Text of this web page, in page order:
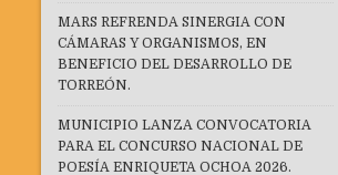
MARS REFRENDA SINERGIA CON
CÁMARAS Y ORGANISMOS, EN
BENEFICIO DEL DESARROLLO DE
TORREÓN.
MUNICIPIO LANZA CONVOCATORIA
PARA EL CONCURSO NACIONAL DE
POESÍA ENRIQUETA OCHOA 2026.